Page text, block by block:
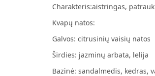
Charakteris:aistringas,
Kvapų natos:
Galvos: citrusinių vaisių natos
Širdies: jazminų arbata, lelija
Bazinė: sandalmedis, kedras,